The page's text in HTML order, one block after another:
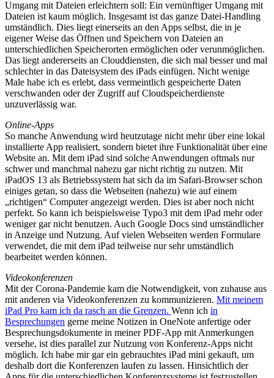
Umgang mit Dateien erleichtern soll: Ein vernünftiger Umgang mit
Dateien ist kaum möglich. Insgesamt ist das ganze Datei-Handling
umständlich. Dies liegt einerseits an den Apps selbst, die in je
eigener Weise das Öffnen und Speichern von Dateien an
unterschiedlichen Speicherorten ermöglichen oder verunmöglichen.
Das liegt andererseits an Clouddiensten, die sich mal besser und mal
schlechter in das Dateisystem des iPads einfügen. Nicht wenige
Male habe ich es erlebt, dass vermeintlich gespeicherte Daten
verschwanden oder der Zugriff auf Cloudspeicherdienste
unzuverlässig war.
Online-Apps
So manche Anwendung wird heutzutage nicht mehr über eine lokal
installierte App realisiert, sondern bietet ihre Funktionalität über eine
Website an. Mit dem iPad sind solche Anwendungen oftmals nur
schwer und manchmal nahezu gar nicht richtig zu nutzen. Mit
iPadOS 13 als Betriebssystem hat sich da im Safari-Browser schon
einiges getan, so dass die Webseiten (nahezu) wie auf einem
„richtigen“ Computer angezeigt werden. Dies ist aber noch nicht
perfekt. So kann ich beispielsweise Typo3 mit dem iPad mehr oder
weniger gar nicht benutzen. Auch Google Docs sind umständlicher
in Anzeige und Nutzung. Auf vielen Webseiten werden Formulare
verwendet, die mit dem iPad teilweise nur sehr umständlich
bearbeitet werden können.
Videokonferenzen
Mit der Corona-Pandemie kam die Notwendigkeit, von zuhause aus
mit anderen via Videokonferenzen zu kommunizieren. Mit meinem
iPad Pro kam ich da rasch an die Grenzen. Wenn ich in
Besprechungen gerne meine Notizen in OneNote anfertige oder
Besprechungsdokumente in meiner PDF-App mit Anmerkungen
versehe, ist dies parallel zur Nutzung von Konferenz-Apps nicht
möglich. Ich habe mir gar ein gebrauchtes iPad mini gekauft, um
deshalb dort die Konferenzen laufen zu lassen. Hinsichtlich der